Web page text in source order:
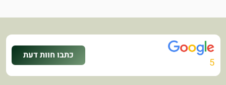
5
כתבו חוות דעת